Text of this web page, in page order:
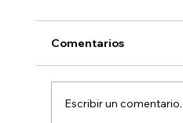
Comentarios
Escribir un